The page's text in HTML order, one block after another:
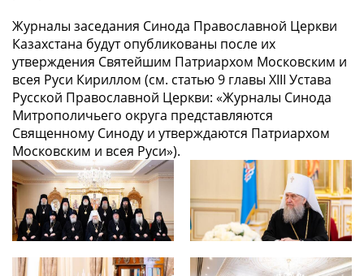
Журналы заседания Синода Православной Церкви
Казахстана будут опубликованы после их
утверждения Святейшим Патриархом Московским и
всея Руси Кириллом (см. статью 9 главы XIII Устава
Русской Православной Церкви: «Журналы Синода
Митрополичьего округа представляются
Священному Синоду и утверждаются Патриархом
Московским и всея Руси»).